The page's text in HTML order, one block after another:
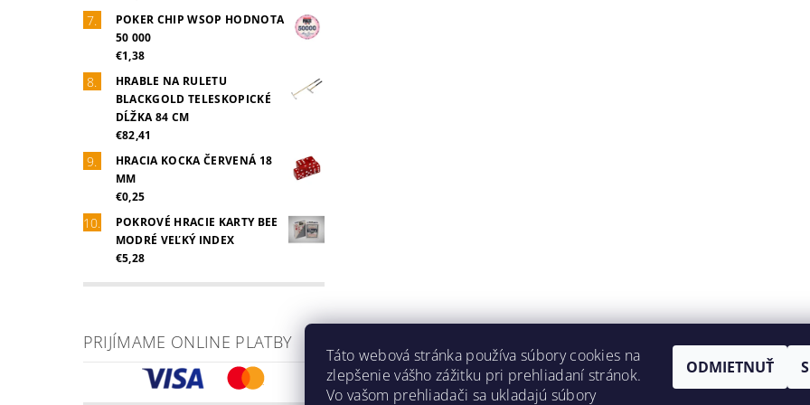
POKER CHIP WSOP HODNOTA
50 000
€1,38
HRABLE NA RULETU
BLACKGOLD TELESKOPICKÉ
DĹŽKA 84 CM
€82,41
HRACIA KOCKA ČERVENÁ 18
MM
€0,25
POKROVÉ HRACIE KARTY BEE
MODRÉ VEĽKÝ INDEX
€5,28
PRIJÍMAME ONLINE PLATBY
Táto webová stránka používa súbory cookies na
zlepšenie vášho zážitku pri prehliadaní stránok.
Vo vašom prehliadači sa ukladajú súbory
ODMIETNUŤ